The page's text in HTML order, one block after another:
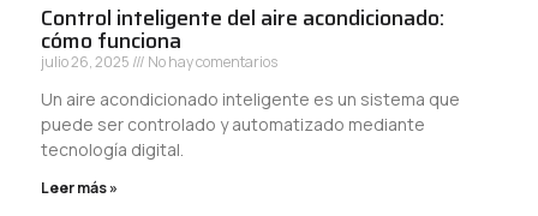
Control inteligente del aire acondicionado:
cómo funciona
julio 26, 2025 No hay comentarios
Un aire acondicionado inteligente es un sistema que
puede ser controlado y automatizado mediante
tecnología digital.
Leer más »